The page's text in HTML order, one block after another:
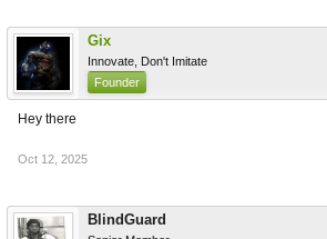
Gix
Innovate, Don't Imitate
Founder
Hey there
Oct 12, 2025
BlindGuard